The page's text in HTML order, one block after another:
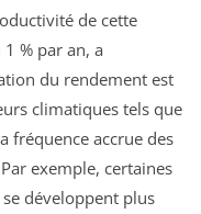
de cette
% par an, a
du rendement est
climatiques tels que
fréquence accrue des
exemple, certaines
se développent plus